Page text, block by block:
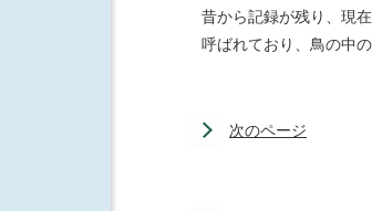
昔から記録が残り、現
呼ばれており、鳥の中の
次のページ